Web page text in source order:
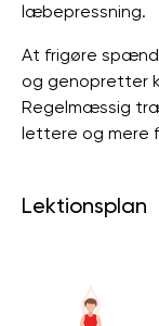
læbepressning.
At frigøre
og genopretter
Regelmæssig
lettere og mere
Lektionsplan